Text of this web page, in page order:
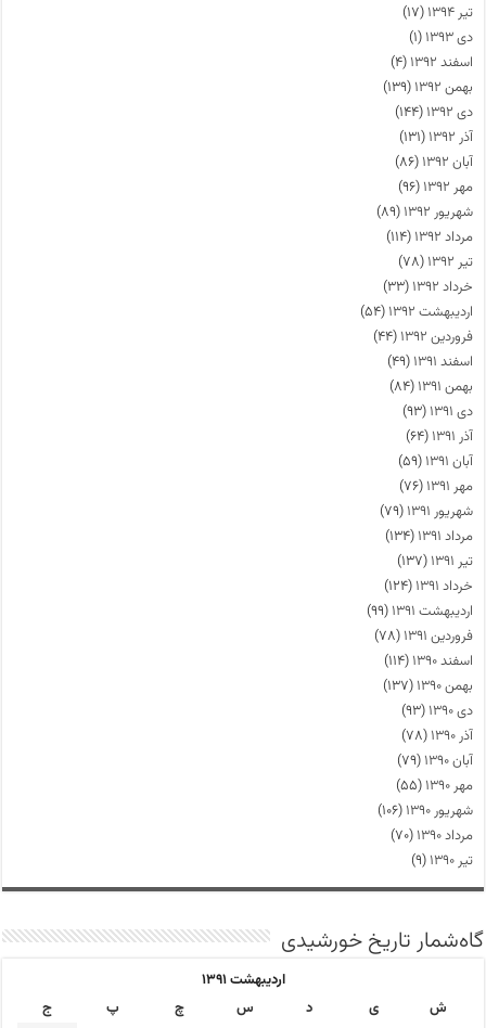
تیر ۱۳۹۴
(۱۷)
دی ۱۳۹۳
(۱)
اسفند ۱۳۹۲
(۴)
بهمن ۱۳۹۲
(۱۳۹)
دی ۱۳۹۲
(۱۴۴)
آذر ۱۳۹۲
(۱۳۱)
آبان ۱۳۹۲
(۸۶)
مهر ۱۳۹۲
(۹۶)
شهریور ۱۳۹۲
(۸۹)
مرداد ۱۳۹۲
(۱۱۴)
تیر ۱۳۹۲
(۷۸)
خرداد ۱۳۹۲
(۳۳)
اردیبهشت ۱۳۹۲
(۵۴)
فروردین ۱۳۹۲
(۴۴)
اسفند ۱۳۹۱
(۴۹)
بهمن ۱۳۹۱
(۸۴)
دی ۱۳۹۱
(۹۳)
آذر ۱۳۹۱
(۶۴)
آبان ۱۳۹۱
(۵۹)
مهر ۱۳۹۱
(۷۶)
شهریور ۱۳۹۱
(۷۹)
مرداد ۱۳۹۱
(۱۳۴)
تیر ۱۳۹۱
(۱۳۷)
خرداد ۱۳۹۱
(۱۲۴)
اردیبهشت ۱۳۹۱
(۹۹)
فروردین ۱۳۹۱
(۷۸)
اسفند ۱۳۹۰
(۱۱۴)
بهمن ۱۳۹۰
(۱۳۷)
دی ۱۳۹۰
(۹۳)
آذر ۱۳۹۰
(۷۸)
آبان ۱۳۹۰
(۷۹)
مهر ۱۳۹۰
(۵۵)
شهریور ۱۳۹۰
(۱۰۶)
مرداد ۱۳۹۰
(۷۰)
تیر ۱۳۹۰
(۹)
گاه‌شمار تاریخ خورشیدی
اردیبهشت ۱۳۹۱
ش
ی د س چ پ
ج